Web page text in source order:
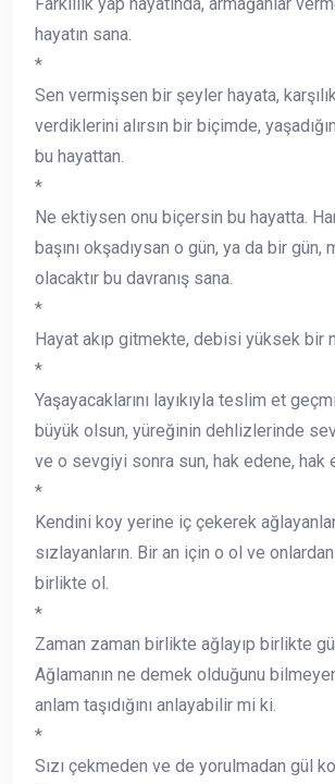
hayatın sana.
*
Sen vermişsen bir şeyler hayata,
verdiklerini alırsın bir biçimde,
bu hayattan.
*
Ne ektiysen onu biçersin bu hayatta.
başını okşadıysan o gün, ya da bir
olacaktır bu davranış sana.
*
Hayat akıp gitmekte, debisi yüksek bir
*
Yaşayacaklarını layıkıyla teslim et
büyük olsun, yüreğinin dehlizlerinde
ve o sevgiyi sonra sun, hak edene, hak
*
Kendini koy yerine iç çekerek
sızlayanların. Bir an için o ol ve
birlikte ol.
*
Zaman zaman birlikte ağlayıp birlikte
Ağlamanın ne demek olduğunu
anlam taşıdığını anlayabilir mi ki.
*
Sızı çekmeden ve de yorulmadan gül